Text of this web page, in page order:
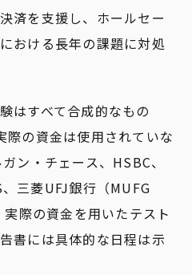
済を支援し、ホールセー
おける長年の課題に対処
はすべて合成的なもの
際の資金は使用されていな
ン・チェース、HSBC、
三菱UFJ銀行（MUFG
際の資金を用いたテスト
書には具体的な日程は示